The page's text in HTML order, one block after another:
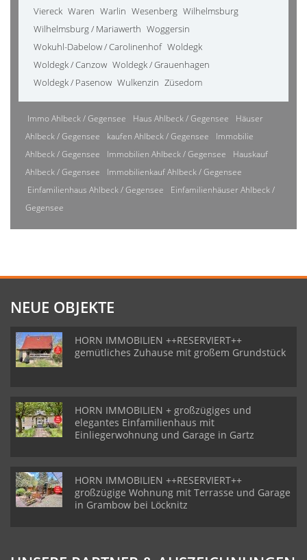
Viereck Waren Warlin Wesenberg Wilhelmsburg
Wilhelmsburg / Mariawerth Woggersin
Wokuhl-Dabelow / Carolinenhof Woldegk
Woldegk / Canzow Woldegk / Grauenhagen
Woldegk / Pasenow Wulkenzin Züsedom
Immo Ahlbeck / Gegensee Haus Ahlbeck / Gegensee
Häuser
Ahlbeck / Gegensee
kaufen Ahlbeck / Gegensee
Immobilie
Ahlbeck / Gegensee
Immobilien Ahlbeck / Gegensee
Hauskauf
Ahlbeck / Gegensee
Immobilienkauf Ahlbeck / Gegensee
Einfamilienhaus Ahlbeck / Gegensee
Einfamilienhäuser Ahlbeck /
Gegensee
NEUE OBJEKTE
HORN IMMOBILIEN ++RESERVIERT++
gemütliches Zuhause mit großem Grundstück
HORN IMMOBILIEN + großzügiges und
elegantes Einfamilienhaus mit
Einliegerwohnung und Garage in Gartz
HORN IMMOBILIEN ++RESERVIERT++
großzügige Wohnung mit Terrasse und Garage
in Grambow bei Löcknitz